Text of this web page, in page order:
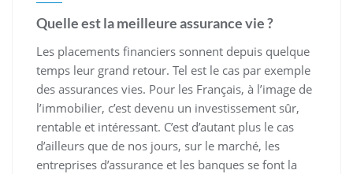
Quelle est la meilleure assurance vie ?
Les placements financiers sonnent depuis quelque
temps leur grand retour. Tel est le cas par exemple
des assurances vies. Pour les Français, à l’image de
l’immobilier, c’est devenu un investissement sûr,
rentable et intéressant. C’est d’autant plus le cas
d’ailleurs que de nos jours, sur le marché, les
entreprises d’assurance et les banques se font la